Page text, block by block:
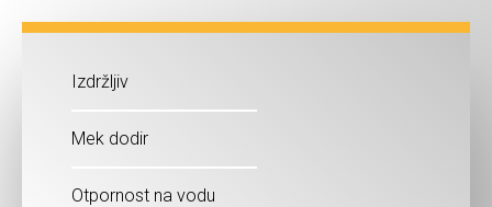
Izdržljiv
Mek dodir
Otpornost na vodu